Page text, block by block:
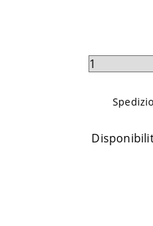
Seleziona
aggiungere
carrello